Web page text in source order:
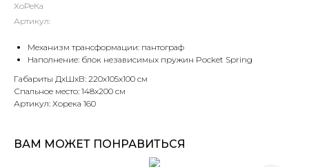
ХоРеКа
Артикул:
Механизм трансформации: пантограф
Наполнение: блок независимых пружин Pocket Spring
Габариты ДхШхВ: 220х105х100 см
Спальное место: 148х200 см
Артикул: Хорека 160
ВАМ МОЖЕТ ПОНРАВИТЬСЯ